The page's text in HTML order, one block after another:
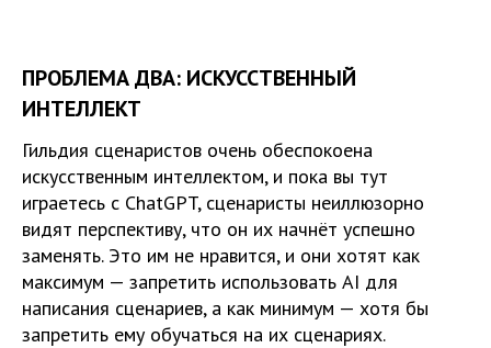
ПРОБЛЕМА ДВА: ИСКУССТВЕННЫЙ
ИНТЕЛЛЕКТ
Гильдия сценаристов очень обеспокоена
искусственным интеллектом, и пока вы тут
играетесь с ChatGPT, сценаристы неиллюзорно
видят перспективу, что он их начнёт успешно
заменять. Это им не нравится, и они хотят как
максимум — запретить использовать AI для
написания сценариев, а как минимум — хотя бы
запретить ему обучаться на их сценариях.